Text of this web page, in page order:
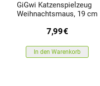
GiGwi Katzenspielzeug
Weihnachtsmaus, 19 cm
7,99€
In den Warenkorb